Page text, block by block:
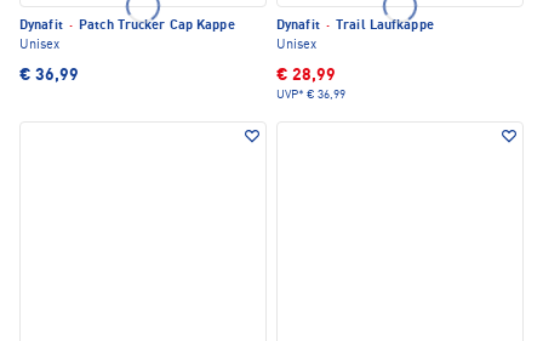
Dynafit · Patch Trucker Cap Kappe
Unisex
€ 36,99
Dynafit ·
Trail Laufkappe
Unisex
€ 28,99
UVP* € 36,99